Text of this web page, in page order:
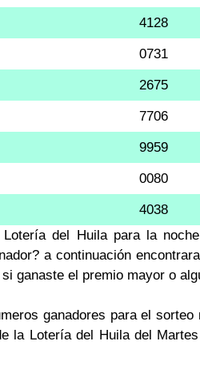
4128
0731
2675
7706
9959
0080
4038
del Huila para la
a continuación
ganaste el premio mayor o
ganadores para el
la Lotería del Huila del